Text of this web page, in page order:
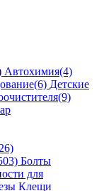
Автохимия(4)
(6) Детские
(9)
Болты
для
Клещи